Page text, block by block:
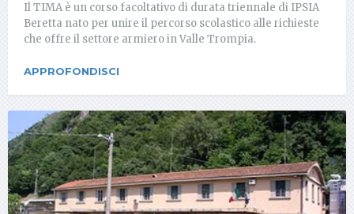
Il TIMA è un corso facoltativo di durata triennale di IPSIA
Beretta nato per unire il percorso scolastico alle richieste
che offre il settore armiero in Valle Trompia.
APPROFONDISCI